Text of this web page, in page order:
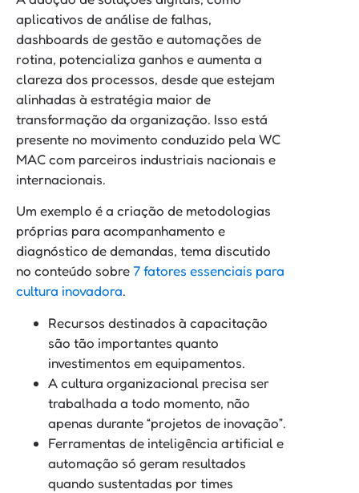
aplicativos de análise de falhas,
dashboards de gestão e automações de
rotina, potencializa ganhos e aumenta a
clareza dos processos, desde que estejam
alinhadas à estratégia maior de
transformação da organização. Isso está
presente no movimento conduzido pela WC
MAC com parceiros industriais nacionais e
internacionais.
Um exemplo é a criação de metodologias
próprias para acompanhamento e
diagnóstico de demandas, tema discutido
no conteúdo sobre7 fatores essenciais para
cultura inovadora.
Recursos destinados à capacitação
são tão importantes quanto
investimentos em equipamentos.
A cultura organizacional precisa ser
trabalhada a todo momento, não
apenas durante “projetos de inovação”.
Ferramentas de inteligência artificial e
automação só geram resultados
quando sustentadas por times